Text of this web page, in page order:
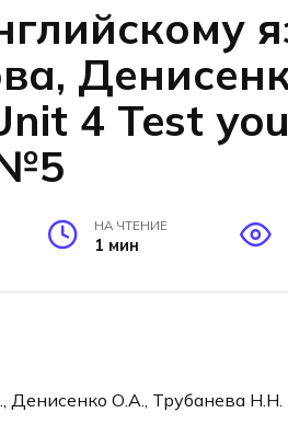
4 Test
НА ЧТЕНИЕ
1 мин
Денисенко О.А., Трубанева Н.Н.